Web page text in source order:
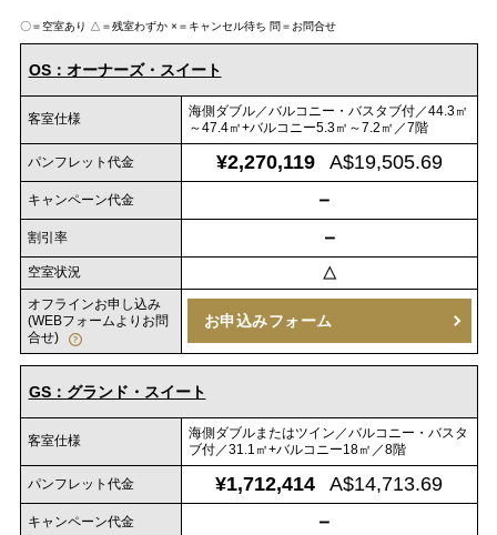
〇＝空室あり △＝残室わずか ×＝キャンセル待ち 問＝お問合せ
OS：オーナーズ・スイート
客室仕様
海側ダブル／バルコニー・バスタブ付／44.3㎡
～47.4㎡+バルコニー5.3㎡～7.2㎡／7階
パンフレット代金 ¥2,270,119 A$19,505.69
キャンペーン代金 －
割引率 －
空室状況 △
オフラインお申し込み
(WEBフォームよりお問
合せ)
お申込みフォーム
GS：グランド・スイート
客室仕様
海側ダブルまたはツイン／バルコニー・バスタ
ブ付／31.1㎡+バルコニー18㎡／8階
パンフレット代金 ¥1,712,414 A$14,713.69
キャンペーン代金 －